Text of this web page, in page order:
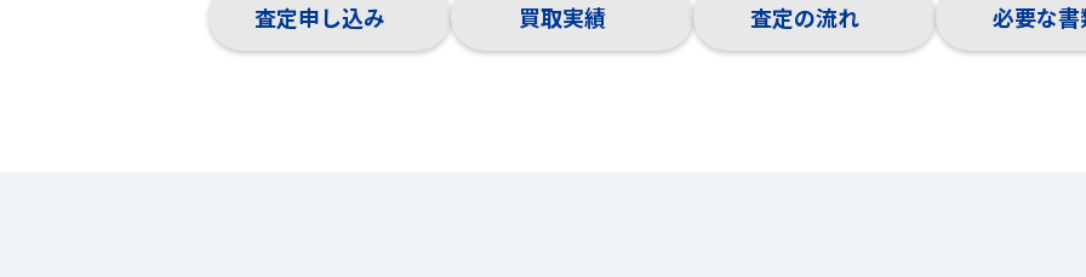
査定申し込み 買取実績 査定の流れ 必要な書